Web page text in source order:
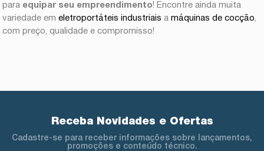
para equipar seu empreendimento! Encontre ainda muita
variedade emeletroportáteis industriais amáquinas de cocção,
com preço, qualidade e compromisso!
Receba Novidades e Ofertas
Cadastre-se para receber informações sobre lançamentos,
promoções e conteúdo técnico.